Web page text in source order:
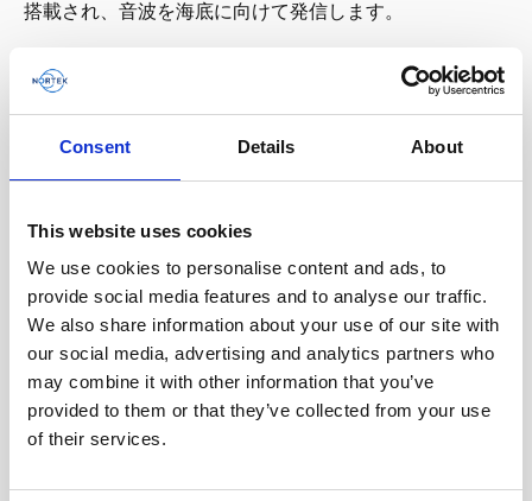
Consent Details About
This website uses cookies
We use cookies to personalise content and ads, to
provide social media features and to analyse our traffic.
We also share information about your use of our site with
our social media, advertising and analytics partners who
may combine it with other information that you’ve
provided to them or that they’ve collected from your use
of their services.
搭載され、音波を海底に向けて発信します。
からの反射を探すのではなく、海底からの音の反射を探
します。GPSやその他の従来の航行システムは水中では
機能しないため、DVLからの速度情報は、水中ビークル
当社の技術を使用した例をご覧くだ
さい。